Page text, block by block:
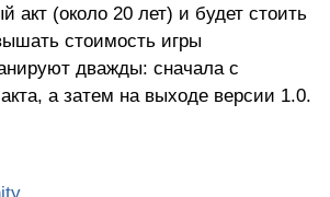
акт (около 20 лет) и будет стоить
стоимость игры
дважды: сначала с
а затем на выходе версии 1.0.